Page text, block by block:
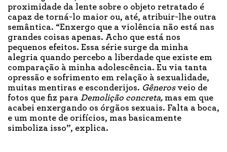
proximidade da lente sobre o objeto retratado é
capaz de torná-lo maior ou, até, atribuir-lhe outra
semântica. “Enxergo que a violência não está nas
grandes coisas apenas. Acho que está nos
pequenos efeitos. Essa série surge da minha
alegria quando percebo a liberdade que existe em
comparação à minha adolescência. Eu via tanta
opressão e sofrimento em relação à sexualidade,
muitas mentiras e esconderijos. Gênerosveio de
fotos que fiz para Demolição concreta, mas em que
acabei enxergando os órgãos sexuais. Falta a boca,
e um monte de orifícios, mas basicamente
simboliza isso”, explica.